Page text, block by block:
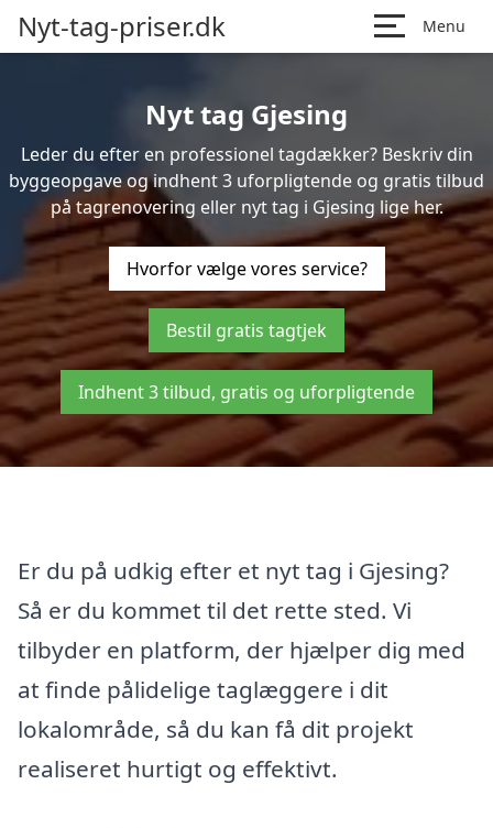
Nyt-tag-priser.dk Menu
Nyt tag Gjesing
Leder du efter en professionel tagdækker? Beskriv din
byggeopgave og indhent 3 uforpligtende og gratis tilbud
på tagrenovering eller nyt tag i Gjesing lige her.
Hvorfor vælge vores service?
Bestil gratis tagtjek
Indhent 3 tilbud, gratis og uforpligtende
Er du på udkig efter et nyt tag i Gjesing?
Så er du kommet til det rette sted. Vi
tilbyder en platform, der hjælper dig med
at finde pålidelige taglæggere i dit
lokalområde, så du kan få dit projekt
realiseret hurtigt og effektivt.